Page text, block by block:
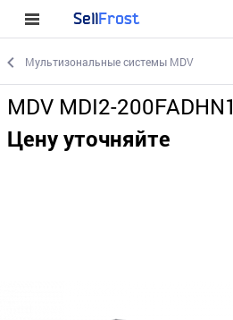
SellFrost
Мультизональные системы MDV
MDV MDI2-200FADHN1
Цену уточняйте